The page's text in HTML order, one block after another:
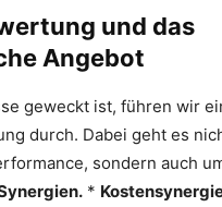
und das
Angebot
geweckt ist, führen wir
durch. Dabei geht es
sondern auch
*